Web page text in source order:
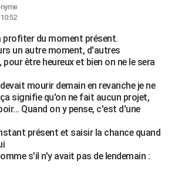
du moment présent.
un autre moment, d'autres
être heureux et bien on ne le sera
mourir demain en revanche je ne
signifie qu'on ne fait aucun projet,
Quand on y pense, c'est d'une
présent et saisir la chance quand
s'il n'y avait pas de lendemain :